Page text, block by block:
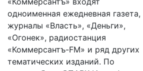
одноименная ежедневная газета,
журналы «Власть», «Деньги»,
«Огонек», радиостанция
«Коммерсантъ-FM» и ряд других
тематических изданий. По